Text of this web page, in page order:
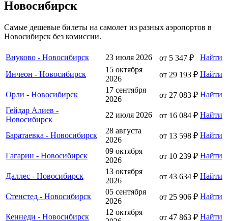
Новосибирск
Самые дешевые билеты на самолет из разных аэропортов в
Новосибирск без комиссии.
Внуково - Новосибирск 23 июля 2026 от 5 347 ₽
Найти
Инчеон - Новосибирск
15 октября
2026
от 29 193 ₽ Найти
Орли - Новосибирск
17 сентября
2026
от 27 083 ₽ Найти
Гейдар Алиев -
Новосибирск
22 июля 2026 от 16 084 ₽ Найти
Баратаевка - Новосибирск
28 августа
2026
от 13 598 ₽ Найти
Гагарин - Новосибирск
09 октября
2026
от 10 239 ₽ Найти
Даллес - Новосибирск
13 октября
2026
от 43 634 ₽ Найти
Стенстед - Новосибирск
05 сентября
2026
от 25 906 ₽ Найти
Кеннеди - Новосибирск
12 октября
от 47 863 ₽ Найти